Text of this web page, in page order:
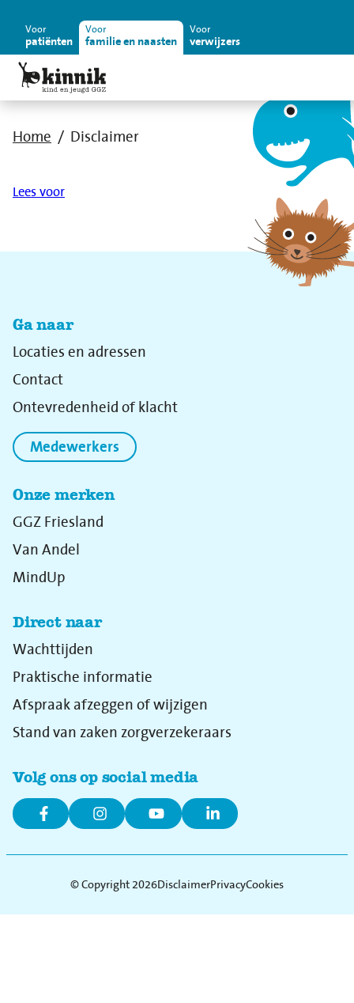
Voor
patiënten
Voor
familie en naasten
Voor
verwijzers
Home Disclaimer
Lees voor
Ga naar
Locaties en adressen
Contact
Ontevredenheid of klacht
Medewerkers
Onze merken
GGZ Friesland
Van Andel
MindUp
Direct naar
Wachttijden
Praktische informatie
Afspraak afzeggen of wijzigen
Stand van zaken zorgverzekeraars
Volg ons op social media
© Copyright 2026DisclaimerPrivacyCookies